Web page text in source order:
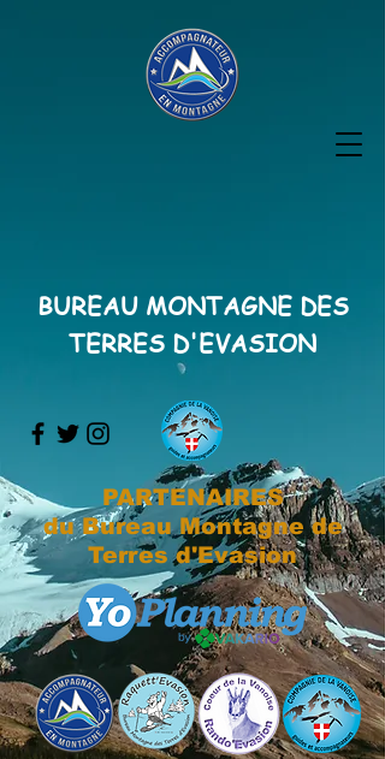
BUREAU MONTAGNE DES
TERRES D'EVASION
PARTENAIRES
du Bureau Montagne de
Terres d'Evasion